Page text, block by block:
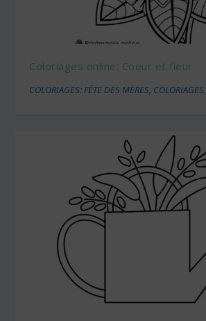
Coloriages online: Coeur et fleur
COLORIAGES: FÊTE DES MÈRES, COLORIAGES,